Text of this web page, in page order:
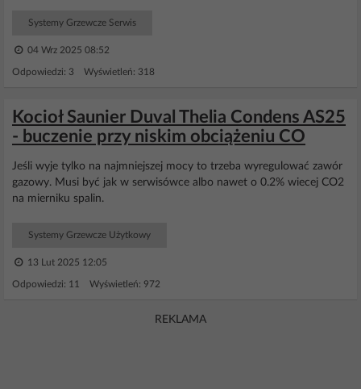
Systemy Grzewcze Serwis
04 Wrz 2025 08:52
Odpowiedzi: 3 Wyświetleń: 318
Kocioł Saunier Duval Thelia Condens AS25
- buczenie przy niskim obciążeniu CO
Jeśli wyje tylko na najmniejszej mocy to trzeba wyregulować zawór
gazowy. Musi być jak w serwisówce albo nawet o 0.2% wiecej CO2
na mierniku spalin.
Systemy Grzewcze Użytkowy
13 Lut 2025 12:05
Odpowiedzi: 11 Wyświetleń: 972
REKLAMA